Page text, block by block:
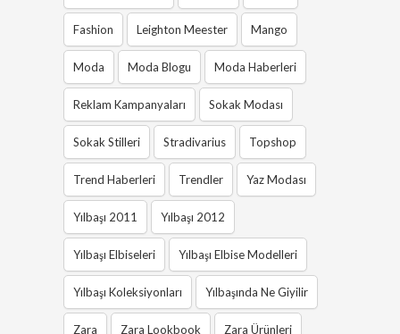
Fashion Leighton Meester Mango
Moda Moda Blogu Moda Haberleri
Reklam Kampanyaları Sokak Modası
Sokak Stilleri Stradivarius Topshop
Trend Haberleri Trendler Yaz Modası
Yılbaşı 2011 Yılbaşı 2012
Yılbaşı Elbiseleri Yılbaşı Elbise Modelleri
Yılbaşı Koleksiyonları Yılbaşında Ne Giyilir
Zara Zara Lookbook Zara Ürünleri